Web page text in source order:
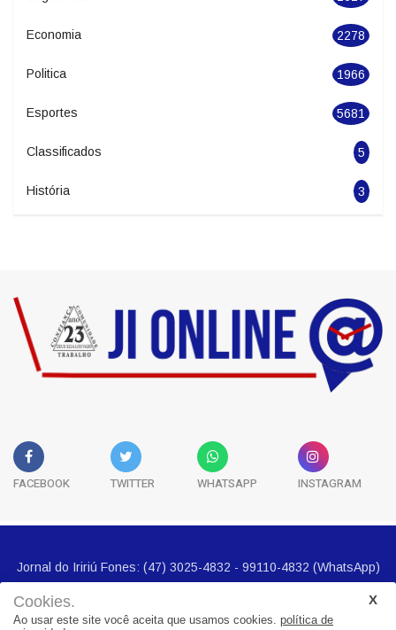
Cookies.
Ao usar este site você aceita que usamos cookies. política de
Geral 2846
Seguranca 1627
Economia 2278
Politica 1966
Esportes 5681
FACEBOOK TWITTER WHATSAPP INSTAGRAM